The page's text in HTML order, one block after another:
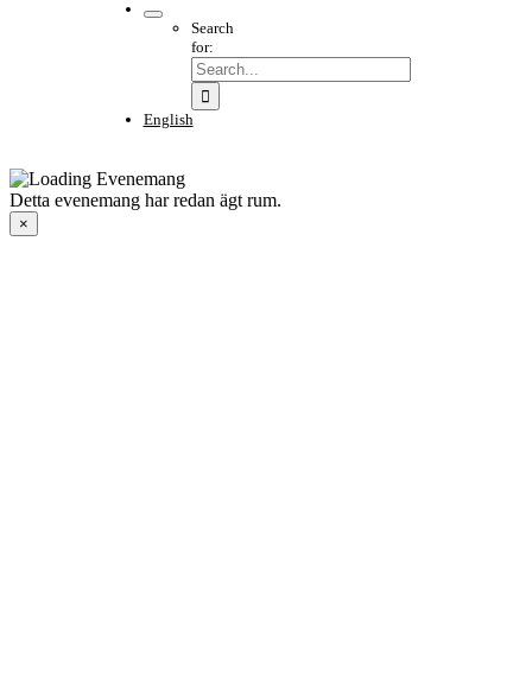
Search
for:
English
Detta evenemang har redan ägt rum.
×